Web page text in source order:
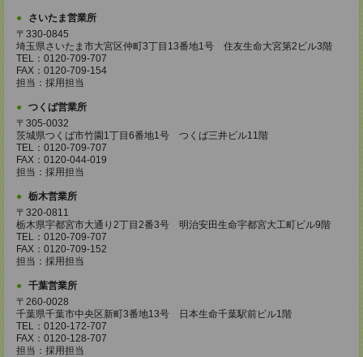
さいたま営業所
〒330-0845
埼玉県さいたま市大宮区仲町3丁目13番地1号 住友生命大宮第2ビル3階
TEL：0120-709-707
FAX：0120-709-154
担当：採用担当
つくば営業所
〒305-0032
茨城県つくば市竹園1丁目6番地1号 つくば三井ビル11階
TEL：0120-709-707
FAX：0120-044-019
担当：採用担当
栃木営業所
〒320-0811
栃木県宇都宮市大通り2丁目2番3号 明治安田生命宇都宮大工町ビル9階
TEL：0120-709-707
FAX：0120-709-152
担当：採用担当
千葉営業所
〒260-0028
千葉県千葉市中央区新町3番地13号 日本生命千葉駅前ビル1階
TEL：0120-172-707
FAX：0120-128-707
担当：採用担当